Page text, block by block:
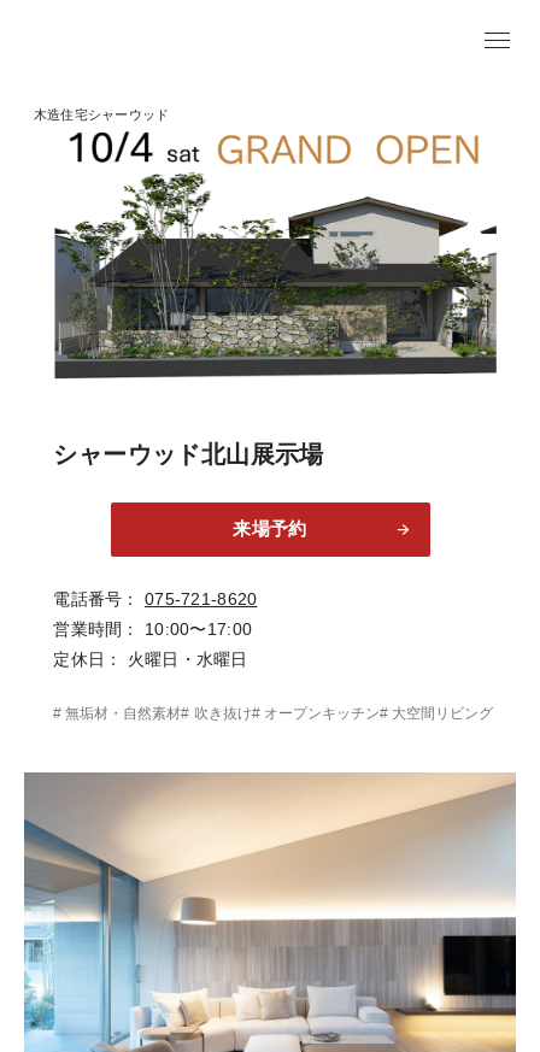
木造住宅シャーウッド
シャーウッド北山展示場
来場予約
電話番号
075-721-8620
営業時間
10:00〜17:00
定休日
火曜日・水曜日
無垢材・自然素材 吹き抜け オープンキッチン 大空間リビング